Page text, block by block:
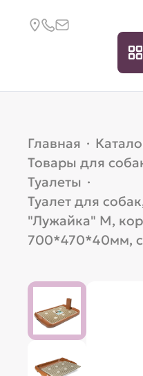
Главная ·
Товары для
Туалеты ·
Туалет для
"Лужайка" M,
700*470*40мм,